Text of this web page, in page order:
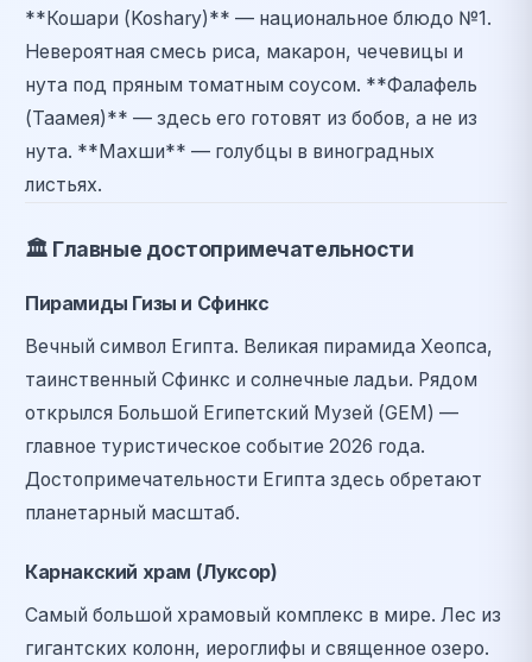
**Кошари (Koshary)** — национальное блюдо №1.
Невероятная смесь риса, макарон, чечевицы и
нута под пряным томатным соусом. **Фалафель
(Таамея)** — здесь его готовят из бобов, а не из
нута. **Махши** — голубцы в виноградных
листьях.
🏛️ Главные достопримечательности
Пирамиды Гизы и Сфинкс
Вечный символ Египта. Великая пирамида Хеопса,
таинственный Сфинкс и солнечные ладьи. Рядом
открылся Большой Египетский Музей (GEM) —
главное туристическое событие 2026 года.
Достопримечательности Египта здесь обретают
планетарный масштаб.
Карнакский храм (Луксор)
Самый большой храмовый комплекс в мире. Лес из
гигантских колонн, иероглифы и священное озеро.